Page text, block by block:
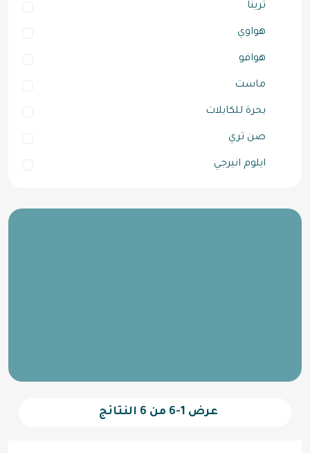
ترينا
هواوي
هوافو
ماست
بحرة للكابلات
صن تري
ايلوم انيرجي
عرض 1-6 من 6 النتائج